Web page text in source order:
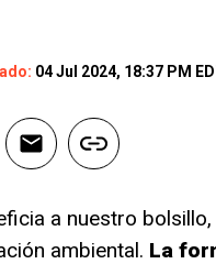
04 Jul 2024, 18:37 PM
a nuestro
ambiental. La